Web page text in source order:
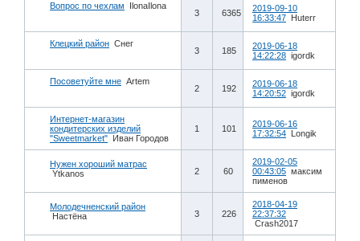
Вопрос по чехлам IlonaIlona
3 6365
2019-09-10
16:33:47 Huterr
Клецкий район Снег
3 185
2019-06-18
14:22:28 igordk
Посоветуйте мне Artem
2 192
2019-06-18
14:20:52 igordk
Интернет-магазин
кондитерских изделий
"Sweetmarket" Иван Городов
1 101
2019-06-16
17:32:54 Longik
Нужен хороший матрас
Ytkanos
2 60
2019-02-05
00:43:05 максим
пименов
Молодечненский район
Настёна
3 226
2018-04-19
22:37:32
Crash2017